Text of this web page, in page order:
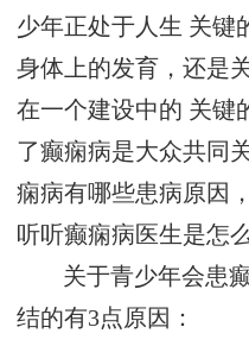
少年正处于人生 关键
身体上的发育，还是
在一个建设中的 关键
了癫痫病是大众共同
痫病有哪些患病原因
听听癫痫病医生是怎
关于青少年会患
结的有3点原因：